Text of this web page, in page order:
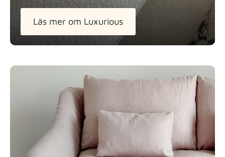
Läs mer om Luxurious